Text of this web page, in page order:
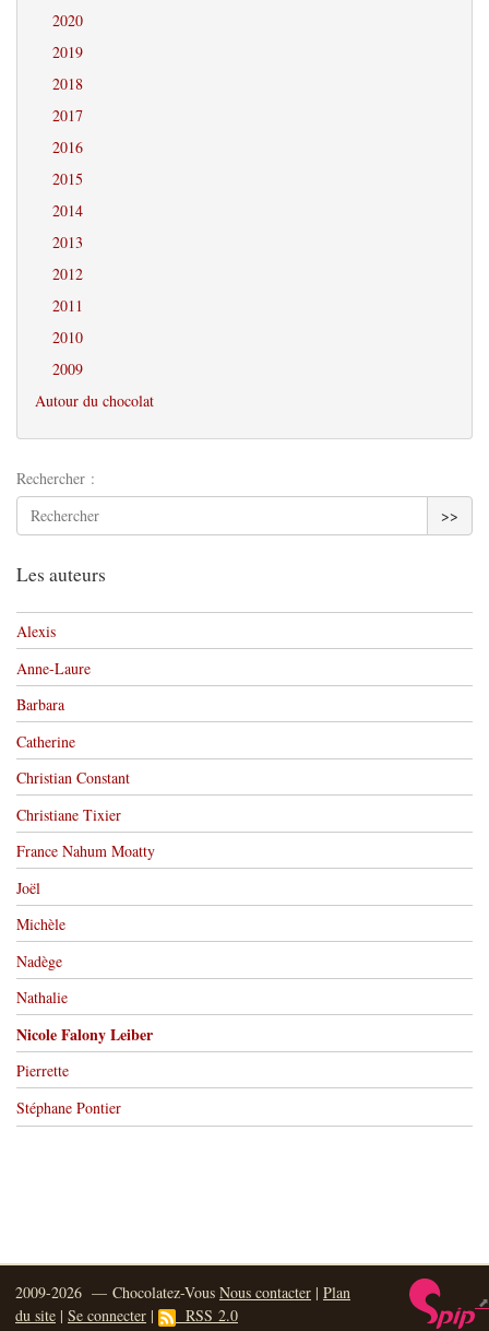
2020
2019
2018
2017
2016
2015
2014
2013
2012
2011
2010
2009
Autour du chocolat
Rechercher :
>>
Les auteurs
Alexis
Anne-Laure
Barbara
Catherine
Christian Constant
Christiane Tixier
France Nahum Moatty
Joël
Michèle
Nadège
Nathalie
Nicole Falony Leiber
Pierrette
Stéphane Pontier
2009-2026 — Chocolatez-Vous Nous contacter | Plan
du site | Se connecter |
RSS 2.0